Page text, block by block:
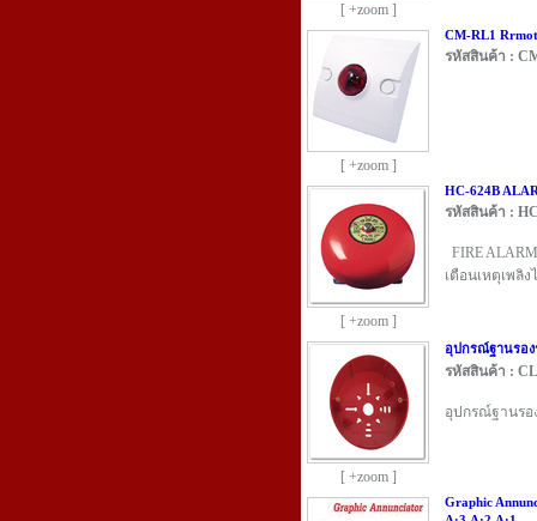
[ +zoom ]
[ +zoom ]
CM-RL1
รหัสสินค้า :
[ +zoom ]
HC-624B
รหัสสินค้า :
FIRE
เตือนเหตุเพลิง
[ +zoom ]
อุปกรณ์ฐานรอง
รหัสสินค้า :
อุปกรณ์ฐานร
Graphic